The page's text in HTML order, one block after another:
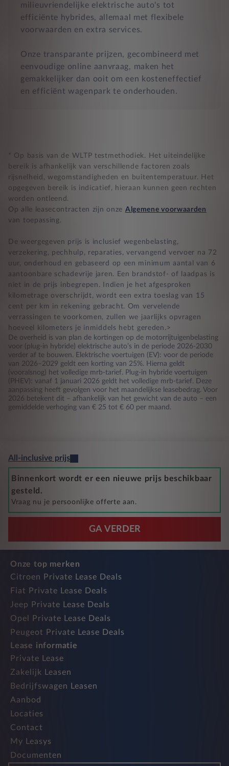
milieuvriendelijke elektrische auto's tot
efficiënte hybrides, allemaal met flexibele
voorwaarden en extra services.
Onze transparante prijzen, gecombineerd met
eenvoudige online aanvraag, maken het
gemakkelijker dan ooit om een kosteneffectief
en efficiënt wagenpark te onderhouden.
* Op basis van de WLTP testmethodiek. Het uiteindelijke
bereik is afhankelijk van verschillende factoren zoals
rijsnelheid, wegomstandigheden en buitentemperatuur. Het
opgegeven bereik is indicatief, hieraan kunnen geen rechten
worden ontleend.
Op alle leasecontracten zijn onze Algemene voorwaarden
van toepassing.
De weergegeven prijs is inclusief wegenbelasting,
verzekering, pechhulp, reparaties, vervangend vervoer na 72
uur, onderhoud en gebaseerd op een minimum aantal van 6
aantoonbare schadevrije jaren. Een brandstof- of laadpas is
niet in de prijs inbegrepen. Indien je het afgesproken
kilometrage overschrijdt, wordt een extra toeslag van 15
cent per km in rekening gebracht. Om vervelende
verrassingen te voorkomen, zullen we jaarlijks opvragen
hoeveel kilometers je inmiddels hebt gereden.>
De overheid is van plan de kortingen op de motorrijtuigenbelasting
voor (plug-in hybride) elektrische auto’s in de periode 2026-2030
verder af te bouwen. Elektrische voertuigen (EV): voor de periode
van 2026–2029 geldt een korting van 25%. Hierna geldt
(vooralsnog) het volledige mrb-tarief. Plug-in hybride voertuigen
(PHEV): vanaf 1 januari 2026 geldt het volledige mrb-tarief. Deze
aanpassing heeft gevolgen voor het maandelijkse leasebedrag. Voor
2026 betekent dit – afhankelijk van het gewicht van de auto – een
gemiddelde verhoging van € 25 tot € 60 per maand.
All-inclusive prijs
Binnenkort wordt er een nieuwe prijs beschikbaar
gesteld.
Vraag nu je persoonlijke offerte aan.
GA VERDER
Onze top merken
Citroen Private Lease Deals
Fiat Private Lease Deals
Jeep Private Lease Deals
Opel Private Lease Deals
Peugeot Private Lease Deals
Lease informatie
Private Lease
Zakelijk Leasen
Bedrijfswagen Leasen
Aanbod
Locaties
Contact
My Leasys
Documenten